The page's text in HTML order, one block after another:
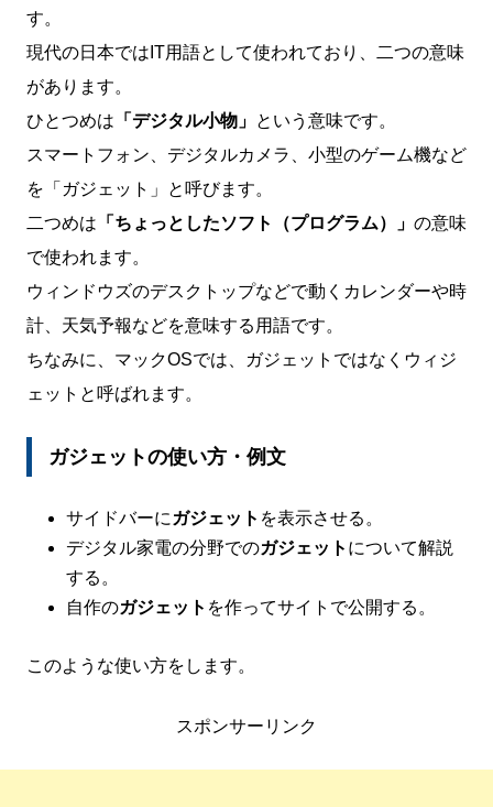
す。
現代の日本ではIT用語として使われており、二つの意味
があります。
ひとつめは 「デジタル小物」 という意味です。
スマートフォン、デジタルカメラ、小型のゲーム機など
を「ガジェット」と呼びます。
二つめは 「ちょっとしたソフト（プログラム）」 の意味
で使われます。
ウィンドウズのデスクトップなどで動くカレンダーや時
計、天気予報などを意味する用語です。
ちなみに、マックOSでは、ガジェットではなくウィジ
ェットと呼ばれます。
ガジェットの使い方・例文
サイドバーに ガジェット を表示させる。
デジタル家電の分野でのガジェット について解説
する。
自作のガジェット を作ってサイトで公開する。
このような使い方をします。
スポンサーリンク